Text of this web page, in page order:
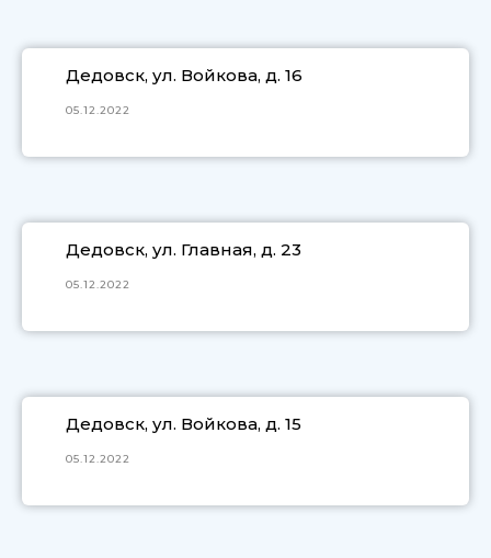
Дедовск, ул. Войкова, д. 16
05.12.2022
Дедовск, ул. Главная, д. 23
05.12.2022
Дедовск, ул. Войкова, д. 15
05.12.2022